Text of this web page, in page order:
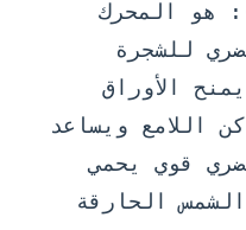
هو المحرك
للشجرة
1.2.8]. يمنح الأوراق
اللامع ويساعد
قوي يحمي
الحارقة